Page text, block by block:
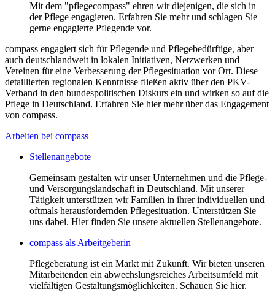
Mit dem "pflegecompass" ehren wir diejenigen, die sich in
der Pflege engagieren. Erfahren Sie mehr und schlagen Sie
gerne engagierte Pflegende vor.
compass engagiert sich für Pflegende und Pflegebedürftige, aber
auch deutschlandweit in lokalen Initiativen, Netzwerken und
Vereinen für eine Verbesserung der Pflegesituation vor Ort. Diese
detaillierten regionalen Kenntnisse fließen aktiv über den PKV-
Verband in den bundespolitischen Diskurs ein und wirken so auf die
Pflege in Deutschland. Erfahren Sie hier mehr über das Engagement
von compass.
Arbeiten bei compass
Stellenangebote
Gemeinsam gestalten wir unser Unternehmen und die Pflege-
und Versorgungslandschaft in Deutschland. Mit unserer
Tätigkeit unterstützen wir Familien in ihrer individuellen und
oftmals herausfordernden Pflegesituation. Unterstützen Sie
uns dabei. Hier finden Sie unsere aktuellen Stellenangebote.
compass als Arbeitgeberin
Pflegeberatung ist ein Markt mit Zukunft. Wir bieten unseren
Mitarbeitenden ein abwechslungsreiches Arbeitsumfeld mit
vielfältigen Gestaltungsmöglichkeiten. Schauen Sie hier.